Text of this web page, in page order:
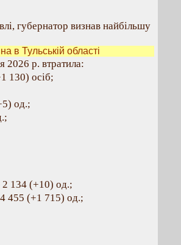
губернатор визнав найбільшу
в Тульській області
2026 р. втратила:
130) осіб;
од.;
2 134 (+10) од.;
455 (+1 715) од.;